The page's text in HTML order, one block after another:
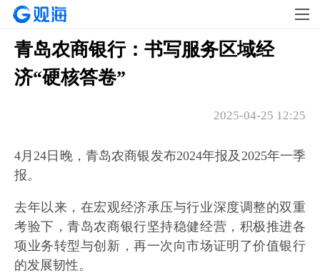
青岛农商银行：书写服务区域经
济“硬核答卷”
2025-04-25 12:25
4月24日晚，青岛农商银发布2024年报及2025年一季
报。
去年以来，在宏观经济承压与行业深度调整的双重
考验下，青岛农商银行坚持稳健经营，积极推进各
项业务转型与创新，再一次向市场证明了价值银行
的发展韧性。